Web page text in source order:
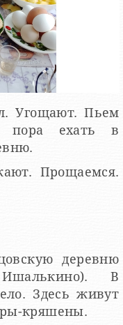
Угощают. Пьем
пора ехать в
Прощаемся.
деревню
В
Здесь живут
кряшены.